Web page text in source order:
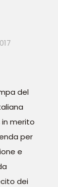
del
merito
per
e
dei